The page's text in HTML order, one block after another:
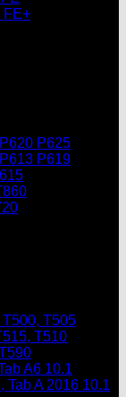
FE+
P625
P619
T505
T510
A6 10.1
Tab A 2016 10.1